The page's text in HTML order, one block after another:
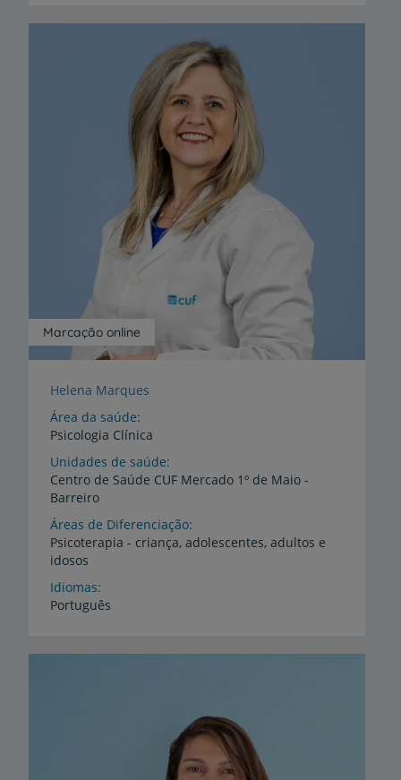
Marcação online
Helena Marques
Área da saúde
Psicologia Clínica
Unidades de saúde
Centro de Saúde CUF Mercado 1º de Maio -
Barreiro
Áreas de Diferenciação
Psicoterapia - criança, adolescentes, adultos e
idosos
Idiomas
Português